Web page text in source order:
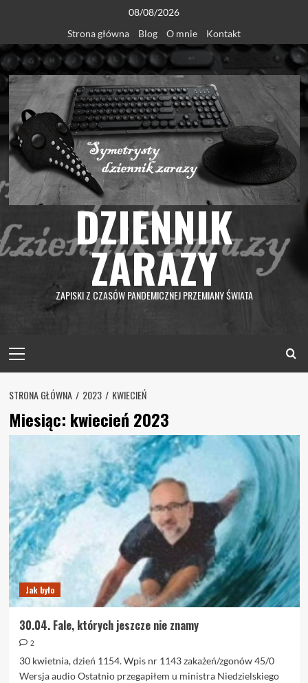
content
08/08/2026
Strona główna
Blog O mnie Kontakt
DZIENNIK
ZARAZY
ZAPISKI Z CZASÓW PANDEMICZNEJ PRZEMIANY ŚWIATA
Menu
STRONA GŁÓWNA 2023 KWIECIEŃ
Miesiąc: kwiecień 2023
Jak było
30.04. Fale, których jeszcze nie znamy
2
30 kwietnia, dzień 1154. Wpis nr 1143 zakażeń/zgonów 45/0
Wersja audio Ostatnio przegapiłem u ministra Niedzielskiego